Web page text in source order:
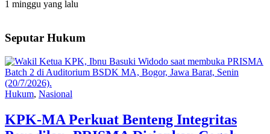
1 minggu yang lalu
Seputar Hukum
Hukum, Nasional
KPK-MA Perkuat Benteng Integritas